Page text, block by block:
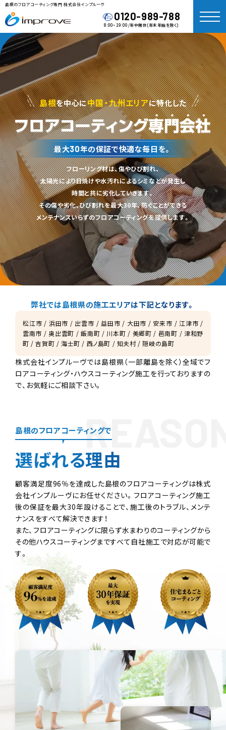
島根のフロアコーティング専門 株式会社インプルーヴ
0120-989-788
8:00~19:00/年中無休(年末年始を除く)
島根を中心に中国・九州エリアに特化した
最大30年の保証で快適な毎日を。
フローリング材は、傷やひび割れ、
太陽光により日焼けや水汚れによるシミなどが発生し
時間と共に劣化していきます。
その傷や劣化､ひび割れを最大30年、防ぐことができる
メンテナンスいらずのフロアコーティングを提供します。
弊社では島根県の施工エリアは下記となります。
松江市 / 浜田市 / 出雲市 / 益田市 / 大田市 / 安来市 / 江津市 /
雲南市 / 奥出雲町 / 飯南町 / 川本町 / 美郷町 / 邑南町 / 津和野
町 / 吉賀町 / 海士町 / 西ノ島町 / 知夫村 / 隠岐の島町
株式会社インプルーヴでは島根県（一部離島を除く）全域でフ
ロアコーティング・ハウスコーティング施工を行っておりますの
で、お気軽にご相談下さい。
島根のフロアコーティングで
選ばれる理由
顧客満足度96％を達成した島根のフロアコーティングは株式
会社インプルーヴにお任せください。フロアコーティング施工
後の保証を最大30年設けることで、施工後のトラブル、メンテ
ナンスをすべて解決できます！
また、フロアコーティングに限らず水まわりのコーティングから
その他ハウスコーティングまですべて自社施工で対応が可能で
す。